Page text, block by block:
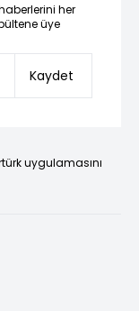
her
üye
Kaydet
uygulamasını